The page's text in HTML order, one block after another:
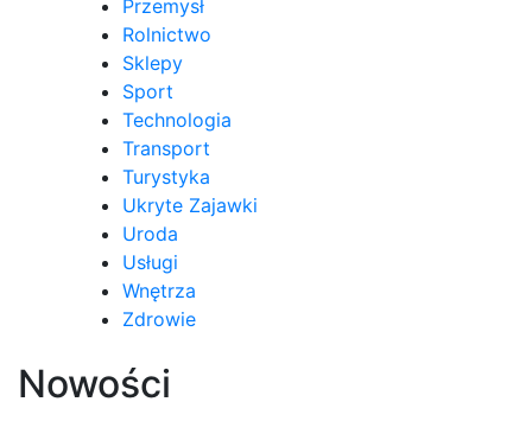
Przemysł
Rolnictwo
Sklepy
Sport
Technologia
Transport
Turystyka
Ukryte Zajawki
Uroda
Usługi
Wnętrza
Zdrowie
Nowości